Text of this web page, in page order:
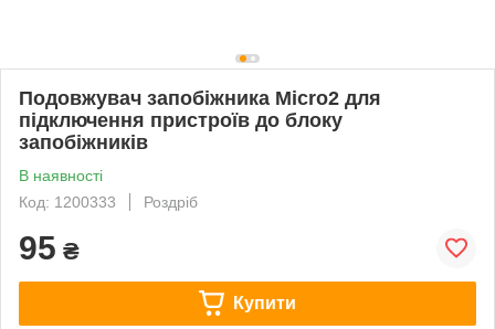
Подовжувач запобіжника Micro2 для
підключення пристроїв до блоку
запобіжників
В наявності
Код: 1200333
Роздріб
95 ₴
Купити